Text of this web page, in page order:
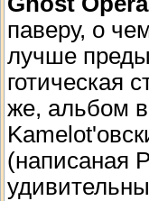
паверу, о
лучше
готическая
же, альбом
(написаная